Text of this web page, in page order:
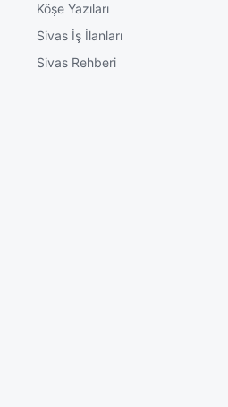
Köşe Yazıları
Sivas İş İlanları
Sivas Rehberi